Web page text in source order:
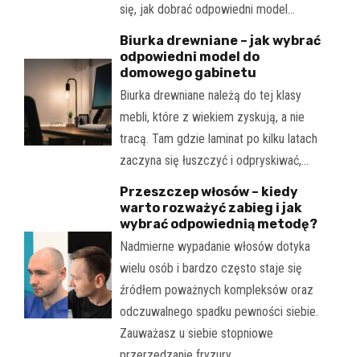
się, jak dobrać odpowiedni model…
Biurka drewniane – jak wybrać
odpowiedni model do
domowego gabinetu
Biurka drewniane należą do tej klasy
mebli, które z wiekiem zyskują, a nie
tracą. Tam gdzie laminat po kilku latach
zaczyna się łuszczyć i odpryskiwać,…
Przeszczep włosów – kiedy
warto rozważyć zabieg i jak
wybrać odpowiednią metodę?
Nadmierne wypadanie włosów dotyka
wielu osób i bardzo często staje się
źródłem poważnych kompleksów oraz
odczuwalnego spadku pewności siebie.
Zauważasz u siebie stopniowe